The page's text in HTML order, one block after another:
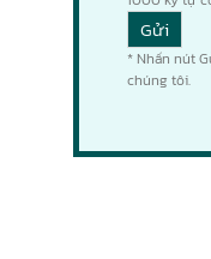
* Nhấn nút
chúng tôi.